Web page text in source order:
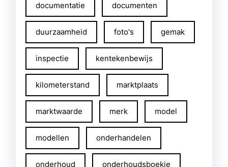
documentatie documenten
duurzaamheid foto's gemak
inspectie kentekenbewijs
kilometerstand marktplaats
marktwaarde merk model
modellen onderhandelen
onderhoud onderhoudsboekje